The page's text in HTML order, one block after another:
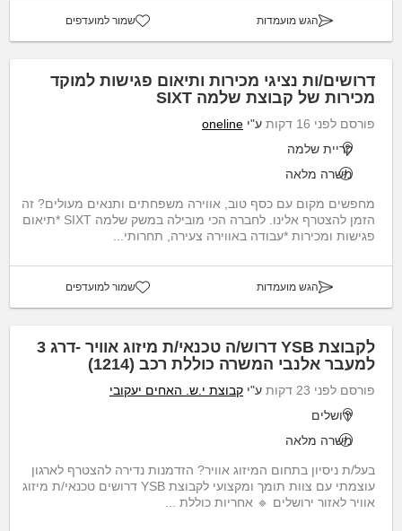
הגש מועמדות שמור למועדפים
דרושים/ות נציגי מכירות ותיאום פגישות למוקד
מכירות של קבוצת שלמה SIXT
פורסם לפני 16 דקות ע"י oneline
קריית שלמה
משרה מלאה
מחפשים מקום עם כסף טוב, אווירה משפחתים ותנאים מעולים? זה
הזמן להצטרף אלינו. לחברה הכי מובילה במשק שלמה SIXT *תיאום
פגישות ומכירות *עבודה באווירה צעירה, תחרותי...
הגש מועמדות שמור למועדפים
לקבוצת YSB דרוש/ה טכנאי/ת מיזוג אוויר -דרג 3
למעבר אלנבי המשרה כוללת רכב (1214)
פורסם לפני 23 דקות ע"י קבוצת י.ש. האחים יעקובי
ירושלים
משרה מלאה
בעל/ת ניסיון בתחום המיזוג אוויר? הזדמנות נדירה להצטרף לארגון
עוצמתי עם צוות תומך ומקצועי לקבוצת YSB דרושים טכנאי/ת מיזוג
אוויר לאזור ירושלים 🔹 אחריות כוללת ...